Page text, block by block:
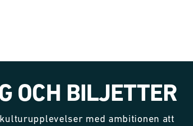
OCH BILJETTER
med ambitionen att